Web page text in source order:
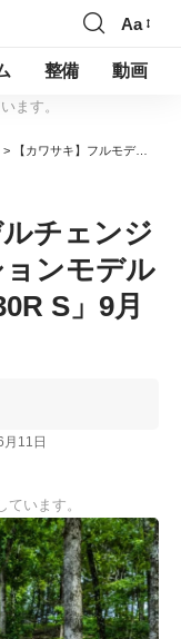
Aa
整備 動画
ます。
> 【カワサキ】フルモデルチェンジとなったコンペティションモデル「KLX230R」「KLX230R S」9月25日新発売！
チェンジ
ンモデル
S」9月
11日
います。